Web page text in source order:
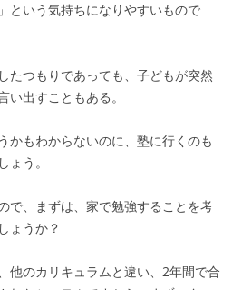
という気持ちになりやすいもので
たつもりであっても、子どもが突然
い出すこともある。
かもわからないのに、塾に行くのも
う。
で、まずは、家で勉強することを考
ょうか？
他のカリキュラムと違い、2年間で合